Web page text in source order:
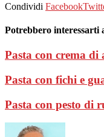
Condividi Facebook
Potrebbero interessarti
Pasta con crema di
Pasta con fichi e
Pasta con pesto di